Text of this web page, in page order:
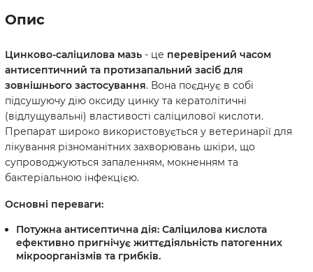
Опис
Цинково-саліцилова мазь - це перевірений часом
антисептичний та протизапальний засіб для
зовнішнього застосування. Вона поєднує в собі
підсушуючу дію оксиду цинку та кератолітичні
(відлущувальні) властивості саліцилової кислоти.
Препарат широко використовується у ветеринарії для
лікування різноманітних захворювань шкіри, що
супроводжуються запаленням, мокненням та
бактеріальною інфекцією.
Основні переваги:
Потужна антисептична дія: Саліцилова кислота
ефективно пригнічує життєдіяльність патогенних
мікроорганізмів та грибків.